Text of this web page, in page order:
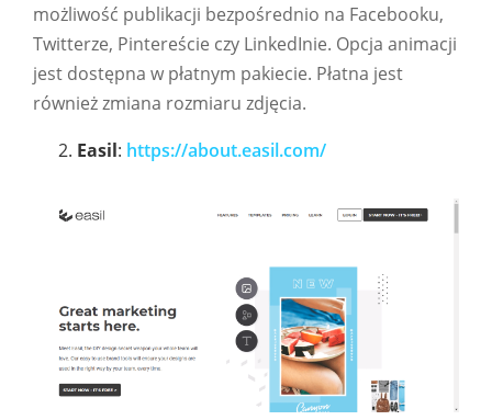
możliwość publikacji bezpośrednio na Facebooku,
Twitterze, Pintereście czy LinkedInie. Opcja animacji
jest dostępna w płatnym pakiecie. Płatna jest
również zmiana rozmiaru zdjęcia.
Easil: https://about.easil.com/